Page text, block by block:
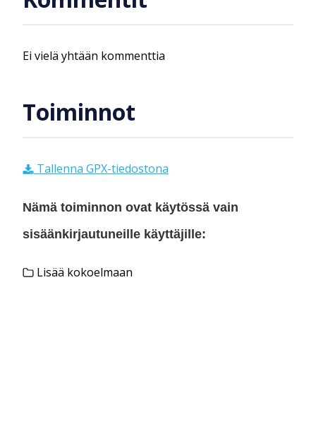
Ei vielä yhtään kommenttia
Toiminnot
Tallenna GPX-tiedostona
Nämä toiminnon ovat käytössä vain
sisäänkirjautuneille käyttäjille:
Lisää kokoelmaan